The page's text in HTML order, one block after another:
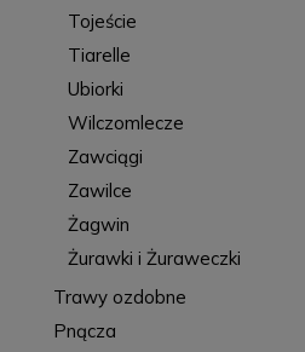
Tojeście
Tiarelle
Ubiorki
Wilczomlecze
Zawciągi
Zawilce
Żagwin
Żurawki i Żuraweczki
Trawy ozdobne
Pnącza